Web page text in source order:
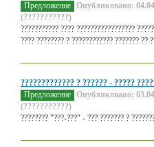
Предложение Опубликовано:
(???????????)
??????????? ???? ?????????????????
???? ???????? ? ???????????? ???????
????????????? ? ?????? - ?????
Предложение Опубликовано:
(???????????)
???????? "???-???" - ??? ??????? ?